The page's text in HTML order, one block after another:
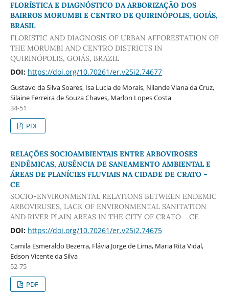
FLORÍSTICA E DIAGNÓSTICO DA ARBORIZAÇÃO DOS
BAIRROS MORUMBI E CENTRO DE QUIRINÓPOLIS, GOIÁS,
BRASIL
FLORISTIC AND DIAGNOSIS OF URBAN AFFORESTATION OF
THE MORUMBI AND CENTRO DISTRICTS IN
QUIRINÓPOLIS, GOIÁS, BRAZIL
DOI: https://doi.org/10.70261/er.v25i2.74677
Gustavo da Silva Soares, Isa Lucia de Morais, Nilande Viana da Cruz,
Silaine Ferreira de Souza Chaves, Marlon Lopes Costa
34-51
PDF
RELAÇÕES SOCIOAMBIENTAIS ENTRE ARBOVIROSES
ENDÊMICAS, AUSÊNCIA DE SANEAMENTO AMBIENTAL E
ÁREAS DE PLANÍCIES FLUVIAIS NA CIDADE DE CRATO –
CE
SOCIO-ENVIRONMENTAL RELATIONS BETWEEN ENDEMIC
ARBOVIRUSES, LACK OF ENVIRONMENTAL SANITATION
AND RIVER PLAIN AREAS IN THE CITY OF CRATO – CE
DOI: https://doi.org/10.70261/er.v25i2.74675
Camila Esmeraldo Bezerra, Flávia Jorge de Lima, Maria Rita Vidal,
Edson Vicente da Silva
52-75
PDF